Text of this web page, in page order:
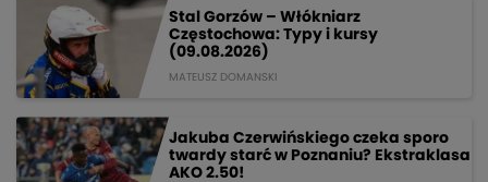
Stal Gorzów – Włókniarz
Częstochowa: Typy i kursy
(09.08.2026)
MATEUSZ DOMANSKI
Jakuba Czerwińskiego czeka sporo
twardy starć w Poznaniu? Ekstraklasa
AKO 2.50!